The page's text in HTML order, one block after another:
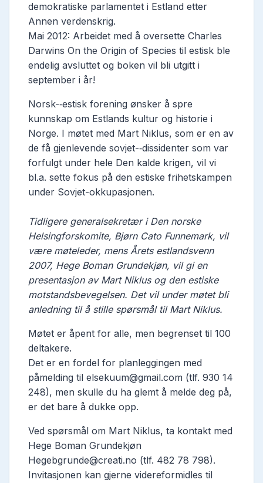
demokratiske parlamentet i Estland etter
Annen verdenskrig.
Mai 2012: Arbeidet med å oversette Charles
Darwins On the Origin of Species til estisk ble
endelig avsluttet og boken vil bli utgitt i
september i år!
Norsk-­‐estisk forening ønsker å spre
kunnskap om Estlands kultur og historie i
Norge. I møtet med Mart Niklus, som er en av
de få gjenlevende sovjet-­‐dissidenter som var
forfulgt under hele Den kalde krigen, vil vi
bl.a. sette fokus på den estiske frihetskampen
under Sovjet-­okkupasjonen.
Tidligere generalsekretær i Den norske
Helsingforskomite, Bjørn Cato Funnemark, vil
være møteleder, mens Årets estlandsvenn
2007, Hege Boman Grundekjøn, vil gi en
presentasjon av Mart Niklus og den estiske
motstandsbevegelsen. Det vil under møtet bli
anledning til å stille spørsmål til Mart Niklus.
Møtet er åpent for alle, men begrenset til 100
deltakere.
Det er en fordel for planleggingen med
påmelding til elsekuum@gmail.com (tlf. 930 14
248), men skulle du ha glemt å melde deg på,
er det bare å dukke opp.
Ved spørsmål om Mart Niklus, ta kontakt med
Hege Boman Grundekjøn
Hegebgrunde@creati.no (tlf. 482 78 798).
Invitasjonen kan gjerne videreformidles til